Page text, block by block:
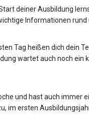
deiner Ausbildung
Informationen rund
Tag heißen dich dein
wartet auch noch ein
und hast auch immer
im ersten